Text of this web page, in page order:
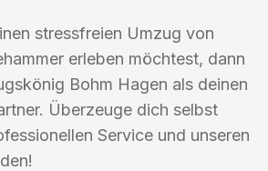
stressfreien Umzug von
erleben möchtest, dann
Bohm Hagen als deinen
Überzeuge dich selbst
Service und unseren